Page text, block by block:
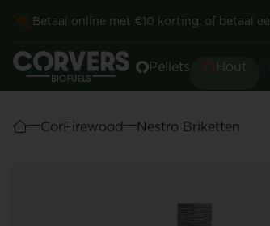
Betaal online met €10 korting, of betaal
Pellets Hout
CorFirewood Nestro Briketten